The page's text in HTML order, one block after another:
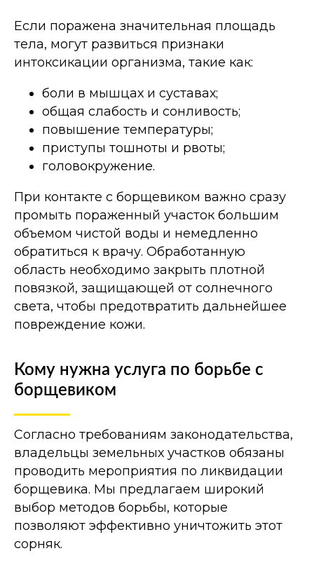
Если поражена значительная площадь
тела, могут развиться признаки
интоксикации организма, такие как:
боли в мышцах и суставах;
общая слабость и сонливость;
повышение температуры;
приступы тошноты и рвоты;
головокружение.
При контакте с борщевиком важно сразу
промыть пораженный участок большим
объемом чистой воды и немедленно
обратиться к врачу. Обработанную
область необходимо закрыть плотной
повязкой, защищающей от солнечного
света, чтобы предотвратить дальнейшее
повреждение кожи.
Кому нужна услуга по борьбе с
борщевиком
Согласно требованиям законодательства,
владельцы земельных участков обязаны
проводить мероприятия по ликвидации
борщевика. Мы предлагаем широкий
выбор методов борьбы, которые
позволяют эффективно уничтожить этот
сорняк.